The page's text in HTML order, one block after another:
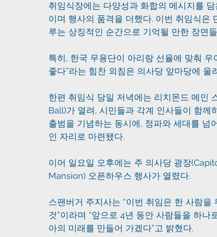
취임식장에는 다양성과 화합의 메시지를
이며 행사의 품격을 더했다. 이번 취임식은
루는 상징적인 순간으로 기억될 만한 장면
특히, 한국 무용단이 아리랑 선율에 맞춰
좋다”라는 힘찬 외침은 의사당 앞마당에
한편 취임식 당일 저녁에는 리치몬드 메인
Ball)가 열려, 시민들과 각계 인사들이 함
출범을 기념하는 동시에, 정파와 세대를 넘
인 자리로 마련됐다.
이어 일요일 오후에는 주 의사당 광장
Mansion) 오픈하우스 행사가 열렸다.
스팬버거 주지사는 “이번 취임은 한 사람
것”이라며 “앞으로 4년 동안 사람들을 하
아의 미래를 만들어 가겠다”고 밝혔다.